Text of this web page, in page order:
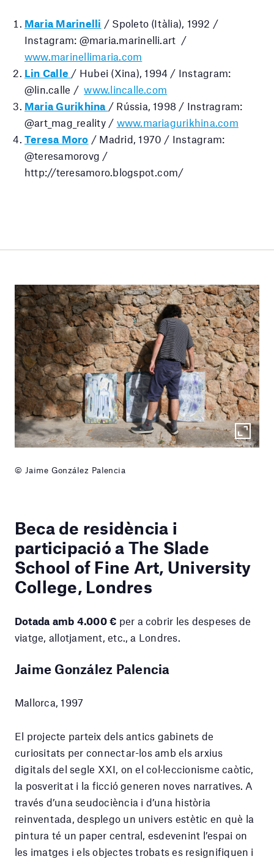
Maria Marinelli / Spoleto (Itàlia), 1992 /
Instagram: @maria.marinelli.art /
www.marinellimaria.com
Lin Calle / Hubei (Xina), 1994 / Instagram:
@lin.calle /www.lincalle.com
Maria Gurikhina / Rússia, 1998 / Instragram:
@art_mag_reality / www.mariagurikhina.com
Teresa Moro / Madrid, 1970 / Instagram:
@teresamorovg /
http://teresamoro.blogspot.com/
© Jaime González Palencia
Beca de residència i
participació a The Slade
School of Fine Art, University
College, Londres
Dotada amb 4.000 € per a cobrir les despeses de
viatge, allotjament, etc., a Londres.
Jaime González Palencia
Mallorca, 1997
El projecte parteix dels antics gabinets de
curiositats per connectar-los amb els arxius
digitals del segle XXI, on el col·leccionisme caòtic,
la posveritat i la ficció generen noves narratives. A
través d’una seudociència i d’una història
reinventada, desplego un univers estètic en què la
pintura té un paper central, esdevenint l’espai on
les imatges i els objectes trobats es resignifiquen i